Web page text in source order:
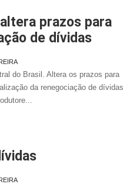
prazos para
de dívidas
do Brasil. Altera os prazos para
da renegociação de dívidas